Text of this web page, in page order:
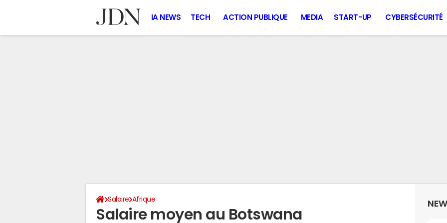
IA NEWS TECH ACTION PUBLIQUE MEDIA START-UP CYBERSÉCURITÉ
Salaire Afrique
Salaire moyen au Botswana